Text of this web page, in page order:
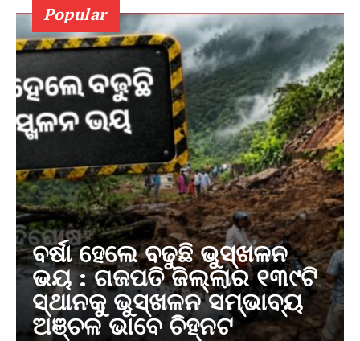
Popular
ବର୍ଷା ହେଲେ ବଢୁଛି ଭୁସ୍ଖଳନ
ଭୟ : ଗଜପତି ଜିଲ୍ଲାର ୧୩୯ଟି
ସ୍ଥାନକୁ ଭୁସ୍ଖଳନ ସମ୍ଭାବ୍ୟ
ଅଞ୍ଚଳ ଭାବେ ଚିହ୍ନଟ